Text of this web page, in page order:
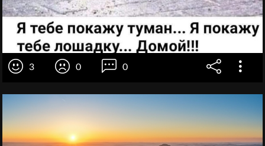
3 0 0